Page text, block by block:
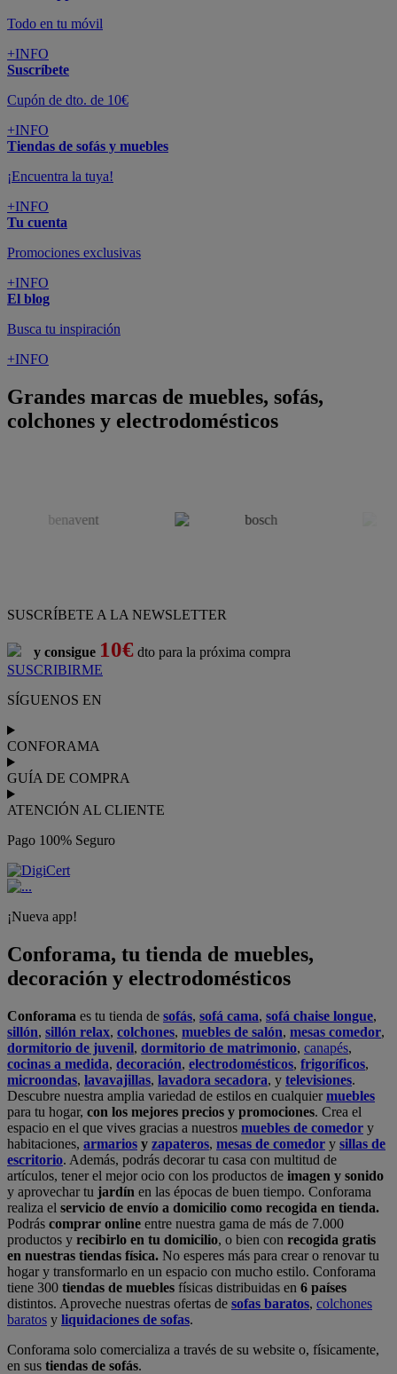
Todo en tu móvil
+INFO
Suscríbete
Cupón de dto. de 10€
+INFO
Tiendas de sofás y muebles
¡Encuentra la tuya!
+INFO
Tu cuenta
Promociones exclusivas
+INFO
El blog
Busca tu inspiración
+INFO
Grandes marcas de muebles, sofás,
colchones y electrodomésticos
SUSCRÍBETE A LA NEWSLETTER
y consigue 10€ dto para la próxima compra
SUSCRIBIRME
SÍGUENOS EN
CONFORAMA
GUÍA DE COMPRA
ATENCIÓN AL CLIENTE
Pago 100% Seguro
¡Nueva app!
Conforama, tu tienda de muebles,
decoración y electrodomésticos
Conforama es tu tienda de sofás, sofá cama, sofá chaise longue,
sillón, sillón relax, colchones, muebles de salón, mesas comedor,
dormitorio de juvenil, dormitorio de matrimonio, canapés,
cocinas a medida, decoración, electrodomésticos, frigoríficos,
microondas, lavavajillas, lavadora secadora, y televisiones.
Descubre nuestra amplia variedad de estilos en cualquiermuebles
para tu hogar, con los mejores precios y promociones. Crea el
espacio en el que vives gracias a nuestros muebles de comedor y
habitaciones, armarios y zapateros, mesas de comedor y sillas de
escritorio. Además, podrás decorar tu casa con multitud de
artículos, tener el mejor ocio con los productos de imagen y sonido
y aprovechar tu jardín en las épocas de buen tiempo. Conforama
realiza el servicio de envío a domicilio como recogida en tienda.
Podrás comprar online entre nuestra gama de más de 7.000
productos y recibirlo en tu domicilio, o bien con recogida gratis
en nuestras tiendas física. No esperes más para crear o renovar tu
hogar y transformarlo en un espacio con mucho estilo. Conforama
tiene 300 tiendas de muebles físicas distribuidas en 6 países
distintos. Aproveche nuestras ofertas de sofas baratos, colchones
baratos y liquidaciones de sofas.
Conforama solo comercializa a través de su website o, físicamente,
en sus tiendas de sofás.